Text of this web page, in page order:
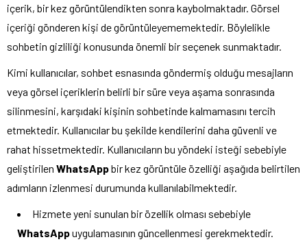
içerik, bir kez görüntülendikten sonra kaybolmaktadır. Görsel
içeriği gönderen kişi de görüntüleyememektedir. Böylelikle
sohbetin gizliliği konusunda önemli bir seçenek sunmaktadır.
Kimi kullanıcılar, sohbet esnasında göndermiş olduğu mesajların
veya görsel içeriklerin belirli bir süre veya aşama sonrasında
silinmesini, karşıdaki kişinin sohbetinde kalmamasını tercih
etmektedir. Kullanıcılar bu şekilde kendilerini daha güvenli ve
rahat hissetmektedir. Kullanıcıların bu yöndeki isteği sebebiyle
geliştirilen WhatsAppbir kez görüntüle özelliği aşağıda belirtilen
adımların izlenmesi durumunda kullanılabilmektedir.
Hizmete yeni sunulan bir özellik olması sebebiyle
WhatsAppuygulamasının güncellenmesi gerekmektedir.